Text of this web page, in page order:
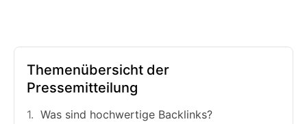
Themenübersicht der
Pressemitteilung
Was sind hochwertige Backlinks?